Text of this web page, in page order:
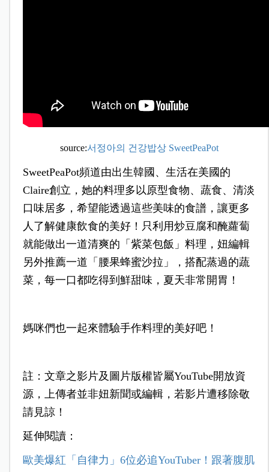
source:서정아의 건강밥상 SweetPeaPot
SweetPeaPot頻道由出生韓國、生活在美國的
Claire創立，她的料理多以原型食物、蔬食、清淡
口味居多，希望能透過這些美味的食譜，讓更多
人了解健康飲食的美好！只利用炒豆腐和醃蘿蔔
就能做出一道清爽的「紫菜包飯」料理，妞編輯
另外推薦一道「腰果蜂蜜沙拉」，搭配蒸過的蔬
菜，每一口都吃得到鮮甜味，夏天非常開胃！
媽咪們也一起來體驗手作料理的美好吧！
註：文章之影片及圖片版權皆屬YouTube開放資
源，上傳者並非妞新聞或編輯，若影片遭移除敬
請見諒！
延伸閱讀：
歐美爆紅「自律力」6位必追YouTuber！跟著腹肌